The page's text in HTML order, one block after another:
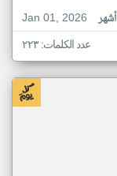
Jan 01, 2026
عدد الكلمات: ٢٢٣